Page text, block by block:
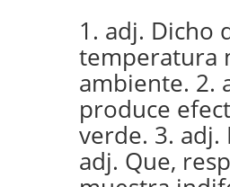
1. adj. Dicho
temperatura
ambiente. 2.
produce
verde. 3. adj.
adj. Que,